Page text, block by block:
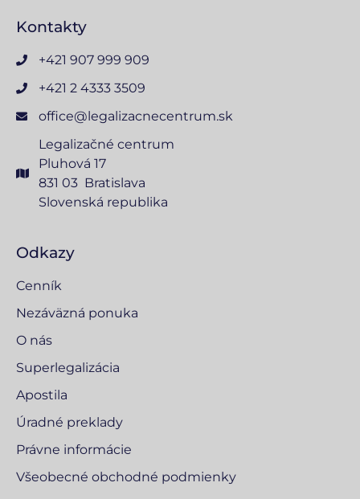
Kontakty
+421 907 999 909
+421 2 4333 3509
office@legalizacnecentrum.sk
Legalizačné centrum
Pluhová 17
831 03 Bratislava
Slovenská republika
Odkazy
Cenník
Nezáväzná ponuka
O nás
Superlegalizácia
Apostila
Úradné preklady
Právne informácie
Všeobecné obchodné podmienky